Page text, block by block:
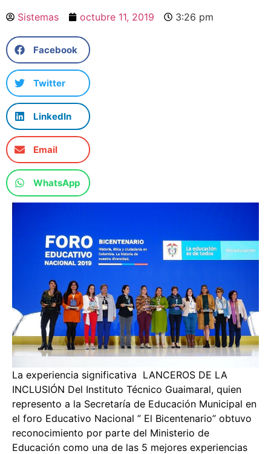
Sistemas octubre 11, 2019 3:26 pm
Facebook
Twitter
LinkedIn
Email
WhatsApp
La experiencia significativa LANCEROS DE LA
INCLUSIÓN Del Instituto Técnico Guaimaral, quien
represento a la Secretaría de Educación Municipal en
el foro Educativo Nacional ” El Bicentenario” obtuvo
reconocimiento por parte del Ministerio de
Educación como una de las 5 mejores experiencias